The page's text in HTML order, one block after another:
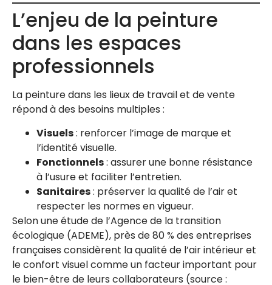
L’enjeu de la peinture
dans les espaces
professionnels
La peinture dans les lieux de travail et de vente
répond à des besoins multiples :
Visuels: renforcer l’image de marque et
l’identité visuelle.
Fonctionnels: assurer une bonne résistance
à l’usure et faciliter l’entretien.
Sanitaires: préserver la qualité de l’air et
respecter les normes en vigueur.
Selon une étude de l’Agence de la transition
écologique (ADEME), près de 80 % des entreprises
françaises considèrent la qualité de l’air intérieur et
le confort visuel comme un facteur important pour
le bien-être de leurs collaborateurs (source :